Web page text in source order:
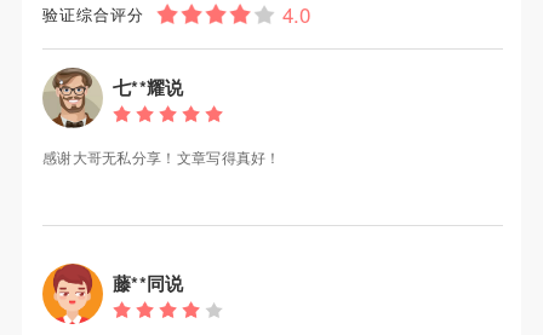
验证综合评分
七**耀说
感谢大哥无私分享！文章写得真好！
藤**同说